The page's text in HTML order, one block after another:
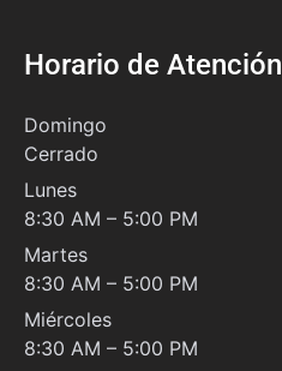
Horario de Atención
Domingo
Cerrado
Lunes
8:30 AM – 5:00 PM
Martes
8:30 AM – 5:00 PM
Miércoles
8:30 AM – 5:00 PM